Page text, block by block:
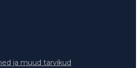
ja muud tarvikud